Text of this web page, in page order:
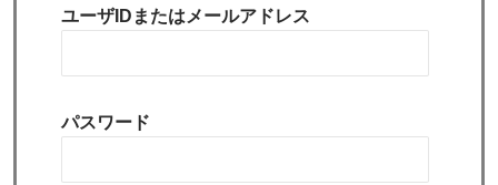
ユーザIDまたはメールアドレス
パスワード